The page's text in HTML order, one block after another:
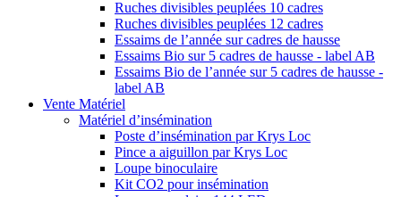
Ruches divisibles peuplées 10 cadres
Ruches divisibles peuplées 12 cadres
Essaims de l’année sur cadres de hausse
Essaims Bio sur 5 cadres de hausse - label AB
Essaims Bio de l’année sur 5 cadres de hausse -
label AB
Vente Matériel
Matériel d’insémination
Poste d’insémination par Krys Loc
Pince a aiguillon par Krys Loc
Loupe binoculaire
Kit CO2 pour insémination